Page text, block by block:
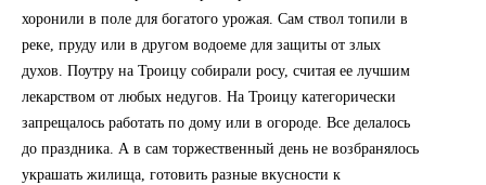
хоронили в поле для богатого урожая. Сам ствол топили в
реке, пруду или в другом водоеме для защиты от злых
духов. Поутру на Троицу собирали росу, считая ее лучшим
лекарством от любых недугов. На Троицу категорически
запрещалось работать по дому или в огороде. Все делалось
до праздника. А в сам торжественный день не возбранялось
украшать жилища, готовить разные вкусности к